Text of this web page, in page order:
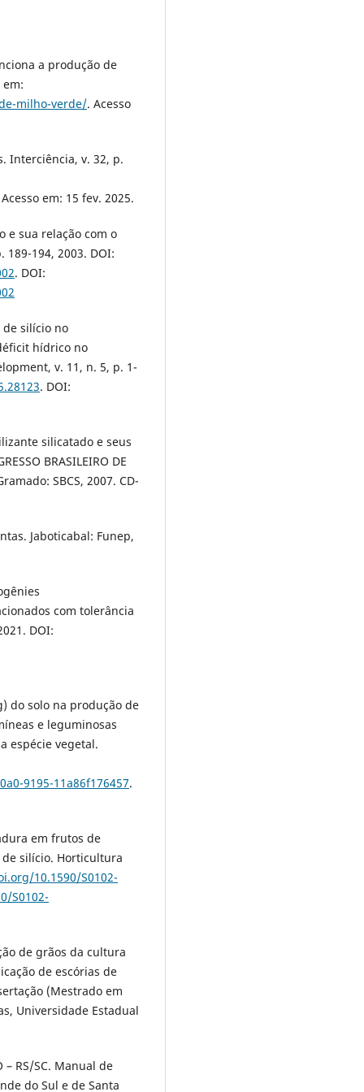
a produção de
milho-verde/. Acesso
Interciência, v. 32, p.
em: 15 fev. 2025.
e sua relação com o
194, 2003. DOI:
. DOI:
de silício no
hídrico no
v. 11, n. 5, p. 1-
. DOI:
silicatado e seus
BRASILEIRO DE
SBCS, 2007. CD-
Jaboticabal: Funep,
com tolerância
DOI:
do solo na produção de
e leguminosas
espécie vegetal.
9195-11a86f176457.
em frutos de
silício. Horticultura
10.1590/S0102-
S0102-
de grãos da cultura
de escórias de
(Mestrado em
Universidade Estadual
– RS/SC. Manual de
do Sul e de Santa